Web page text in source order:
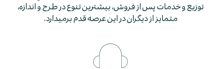
توزيع و خدمات پس از فروش، بيشترين تنوع در طرح و اندازه،
متمايز از ديگران در اين عرصه قدم برمي­دارد.